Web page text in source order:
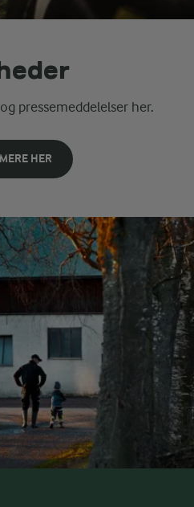
pressemeddelelser her.
HER